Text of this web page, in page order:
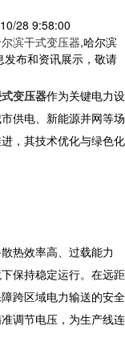
28 9:58:00
滨干式变压器,哈尔滨
布和资讯展示，敬请
变压器作为关键电力设
供电、新能源并网等场
，其技术优化与绿色化
热效率高、过载能力
保持稳定运行。在远距
跨区域电力输送的安全
调节电压，为生产线连